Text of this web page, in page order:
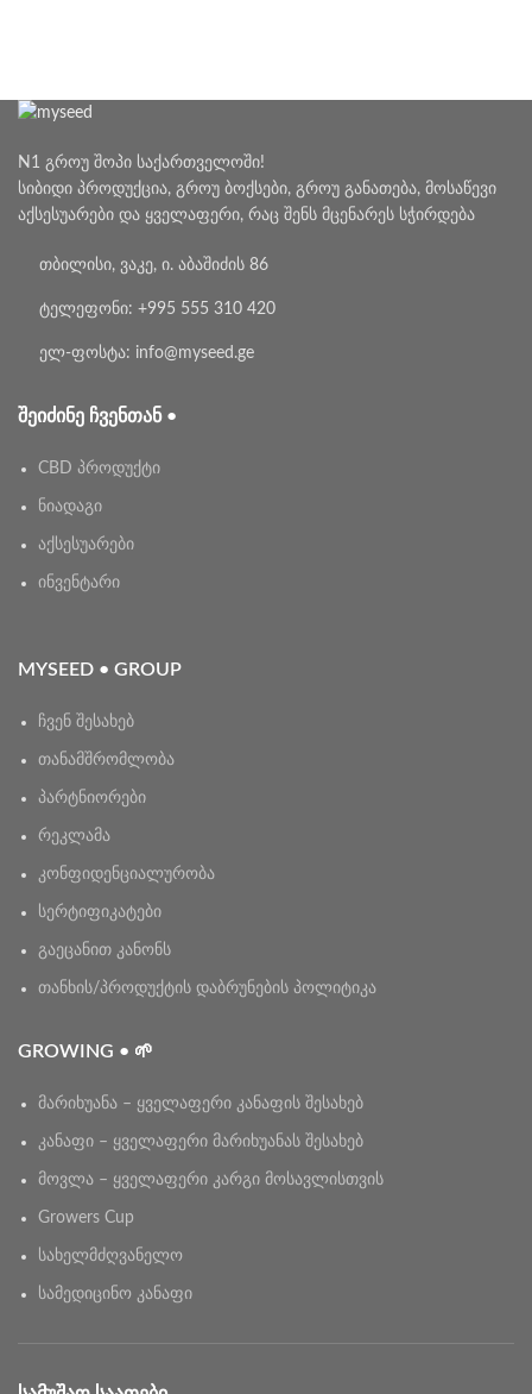
N1 გროუ შოპი საქართველოში!
სიბიდი პროდუქცია, გროუ ბოქსები, გროუ განათება, მოსაწევი
აქსესუარები და ყველაფერი, რაც შენს მცენარეს სჭირდება
თბილისი, ვაკე, ი. აბაშიძის 86
ტელეფონი: +995 555 310 420
ელ-ფოსტა: info@myseed.ge
ᲨᲔᲘᲫᲘᲜᲔ ᲩᲕᲔᲜᲗᲐᲜ •
CBD პროდუქტი
ნიადაგი
აქსესუარები
ინვენტარი
MYSEED • GROUP
ჩვენ შესახებ
თანამშრომლობა
პარტნიორები
რეკლამა
კონფიდენციალურობა
სერტიფიკატები
გაეცანით კანონს
თანხის/პროდუქტის დაბრუნების პოლიტიკა
GROWING • 🌱
მარიხუანა – ყველაფერი კანაფის შესახებ
კანაფი – ყველაფერი მარიხუანას შესახებ
მოვლა – ყველაფერი კარგი მოსავლისთვის
Growers Cup
სახელმძღვანელო
სამედიცინო კანაფი